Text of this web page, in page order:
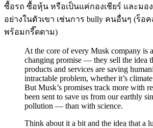
ซื้อรถ ซื้อหุ้น หรือเป็นแค่กองเชียร์ และมอ
อย่างในตัวเขา เช่นการ bully คนอื่นๆ (ร็อ
พร้อมกรี๊ดตาม)
At the core of every Musk company is
changing promise — they sell the idea
products and services are saving
intractable problem, whether it’s
But Musk’s promises track more with
been sent to save us from our earthly
pollution — than with science.
Think about it a bit and the idea that a